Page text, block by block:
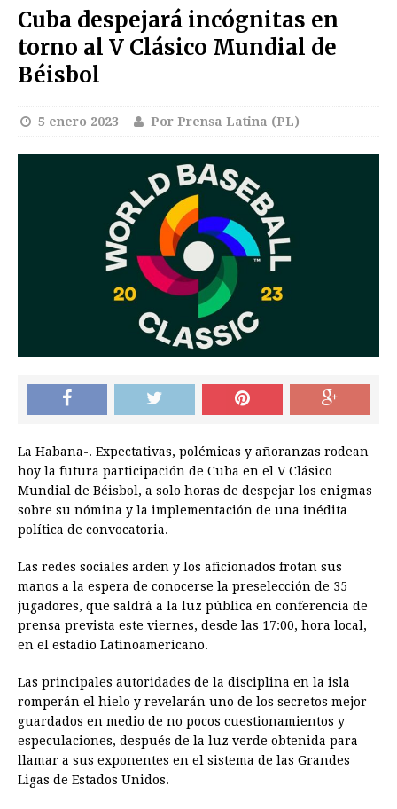
Cuba despejará incógnitas en
torno al V Clásico Mundial de
Béisbol
5 enero 2023 Por Prensa Latina (PL)
La Habana-. Expectativas, polémicas y añoranzas rodean
hoy la futura participación de Cuba en el V Clásico
Mundial de Béisbol, a solo horas de despejar los enigmas
sobre su nómina y la implementación de una inédita
política de convocatoria.
Las redes sociales arden y los aficionados frotan sus
manos a la espera de conocerse la preselección de 35
jugadores, que saldrá a la luz pública en conferencia de
prensa prevista este viernes, desde las 17:00, hora local,
en el estadio Latinoamericano.
Las principales autoridades de la disciplina en la isla
romperán el hielo y revelarán uno de los secretos mejor
guardados en medio de no pocos cuestionamientos y
especulaciones, después de la luz verde obtenida para
llamar a sus exponentes en el sistema de las Grandes
Ligas de Estados Unidos.